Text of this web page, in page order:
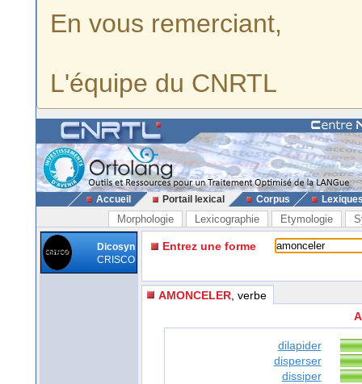
En vous remerciant,
L'équipe du CNRTL
Accueil Portail lexical Corpus
Morphologie Lexicographie Etymologie
Dicosyn
CRISCO
Entrez une forme
AMONCELER , verbe
dilapider
disperser
dissiper